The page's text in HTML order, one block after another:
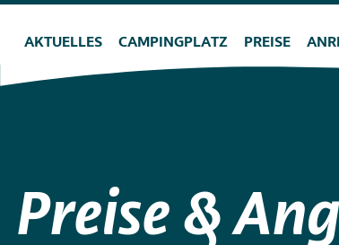
Direkt
zum
InhaltHauptnavigation
AKTUELLES CAMPINGPLATZ PREISE
Preise &